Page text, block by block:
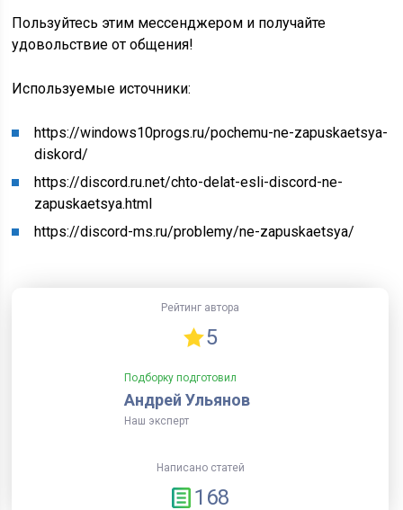
Пользуйтесь этим мессенджером и получайте
удовольствие от общения!
Используемые источники:
https://windows10progs.ru/pochemu-ne-zapuskaetsya-
diskord/
https://discord.ru.net/chto-delat-esli-discord-ne-
zapuskaetsya.html
https://discord-ms.ru/problemy/ne-zapuskaetsya/
Рейтинг автора
5
Подборку подготовил
Андрей Ульянов
Наш эксперт
Написано статей
168